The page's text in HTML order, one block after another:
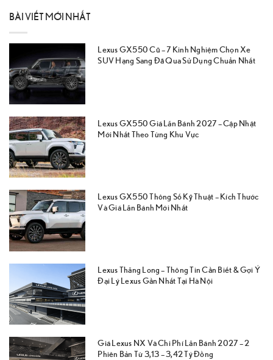
BÀI VIẾT MỚI NHẤT
Lexus GX550 Cũ – 7 Kinh Nghiệm Chọn Xe
SUV Hạng Sang Đã Qua Sử Dụng Chuẩn Nhất
Lexus GX550 Giá Lăn Bánh 2027 – Cập Nhật
Mới Nhất Theo Từng Khu Vực
Lexus GX550 Thông Số Kỹ Thuật – Kích Thước
Và Giá Lăn Bánh Mới Nhất
Lexus Thăng Long – Thông Tin Cần Biết & Gợi Ý
Đại Lý Lexus Gần Nhất Tại Hà Nội
Giá Lexus NX Và Chi Phí Lăn Bánh 2027 – 2
Phiên Bản Từ 3,13 – 3,42 Tỷ Đồng